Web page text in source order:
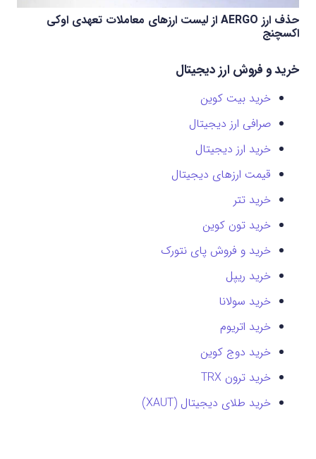
حذف ارز AERGO از لیست ارزهای معاملات تعهدی اوکی
اکسچنج
خرید و فروش ارز دیجیتال
خرید بیت کوین
صرافی ارز دیجیتال
خرید ارز دیجیتال
قیمت ارزهای دیجیتال
خرید تتر
خرید تون کوین
خرید و فروش پای نتورک
خرید ریپل
خرید سولانا
خرید اتریوم
خرید دوج کوین
خرید ترون TRX
خرید طلای دیجیتال (XAUT)